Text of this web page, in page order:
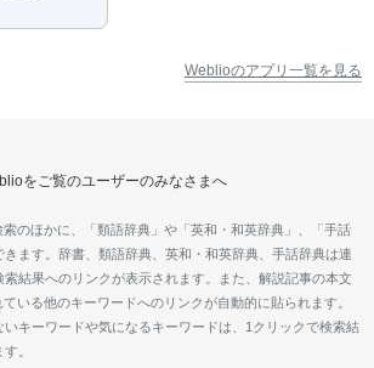
Weblioのアプリ一覧を見る
をご覧のユーザーのみなさまへ
のほかに、「類語辞典」や「英和・和英辞典」、「手話
ます。辞書、類語辞典、英和・和英辞典、手話辞典は連
結果へのリンクが表示されます。また、解説記事の本文
いる他のキーワードへのリンクが自動的に貼られます。
キーワードや気になるキーワードは、1クリックで検索結
。